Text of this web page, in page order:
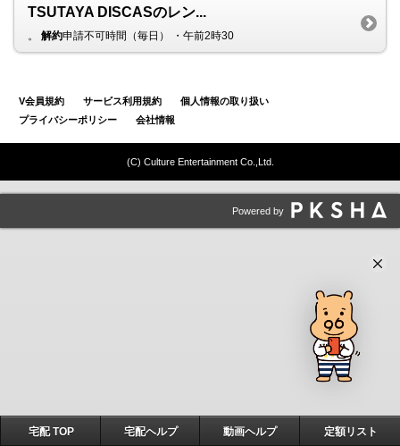
TSUTAYA DISCASのレン...
。 解約申請不可時間（毎日） ・午前2時30
V会員規約 サービス利用規約
個人情報の取り扱い
プライバシーポリシー
会社情報
(C) Culture Entertainment Co.,Ltd.
宅配 TOP 宅配ヘルプ 動画ヘルプ 定額リスト
Powered by